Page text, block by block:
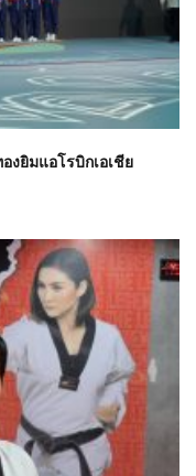
ยิมแอโรบิกเอเชีย